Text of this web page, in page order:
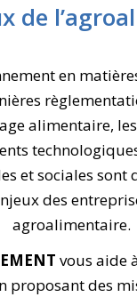
de
en
alimentaire,
et sociales sont
des
agroalimentaire.
vous aide
proposant des